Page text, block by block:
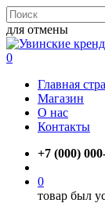
Skip
to
main
content
для отмены
Close
Search
account
0
Главная
Магазин
О нас
Контакты
+7 (000)
0
товар был